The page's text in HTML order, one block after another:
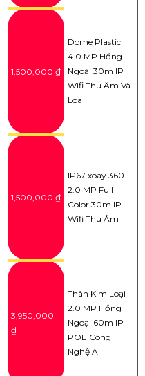
1,500,000 ₫
Dome Plastic
4.0 MP Hồng
Ngoại 30m IP
Wifi Thu Âm Và
Loa
1,500,000 ₫
IP67 xoay 360
2.0 MP Full
Color 30m IP
Wifi Thu Âm
3,950,000
₫
Thân Kim Loại
2.0 MP Hồng
Ngoại 60m IP
POE Công
Nghệ AI